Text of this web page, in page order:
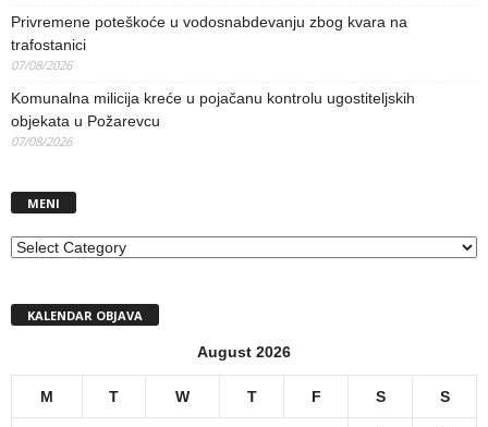
Privremene poteškoće u vodosnabdevanju zbog kvara na
trafostanici
07/08/2026
Komunalna milicija kreće u pojačanu kontrolu ugostiteljskih
objekata u Požarevcu
07/08/2026
MENI
MENI
KALENDAR OBJAVA
August 2026
M T W T F S S